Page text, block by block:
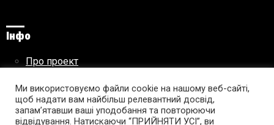
Інфо
Про проект
Правила використання матеріалів
Ми використовуємо файли cookie на нашому веб-сайті,
щоб надати вам найбільш релевантний досвід,
запам’ятавши ваші уподобання та повторюючи
відвідування. Натискаючи “ПРИЙНЯТИ УСІ”, ви